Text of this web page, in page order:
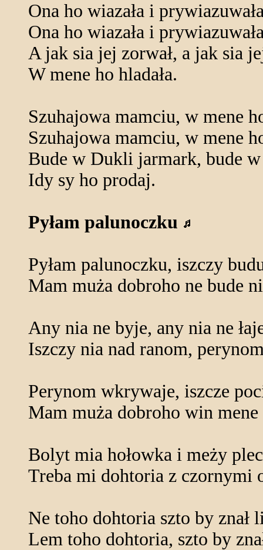
Ona ho wiazała i
Ona ho wiazała i
A jak sia jej zorwał, a jak sia
W mene ho hladała.
Szuhajowa mamciu, w mene
Szuhajowa mamciu, w mene
Bude w Dukli jarmark, bude
Idy sy ho prodaj.
Pyłam palunoczku
Pyłam palunoczku, iszczy
Mam muża dobroho ne bude
Any nia ne byje, any nia ne
Iszczy nia nad ranom,
Perynom wkrywaje, iszcze
Mam muża dobroho win mene
Bolyt mia hołowka i meży
Treba mi dohtoria z czornymi
Ne toho dohtoria szto by znał
Lem toho dohtoria, szto by